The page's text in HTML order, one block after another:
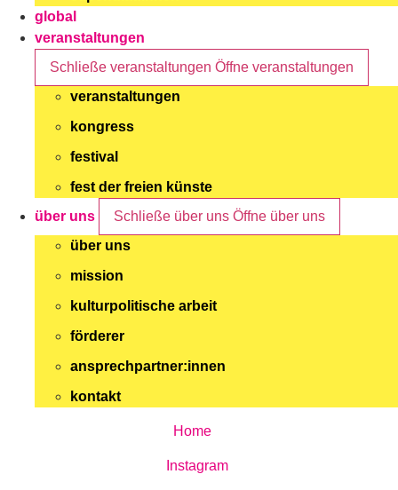
global
veranstaltungen
Schließe veranstaltungen Öffne veranstaltungen
veranstaltungen
kongress
festival
fest der freien künste
über uns
Schließe über uns Öffne über uns
über uns
mission
kulturpolitische arbeit
förderer
ansprechpartner:innen
kontakt
Home
Instagram